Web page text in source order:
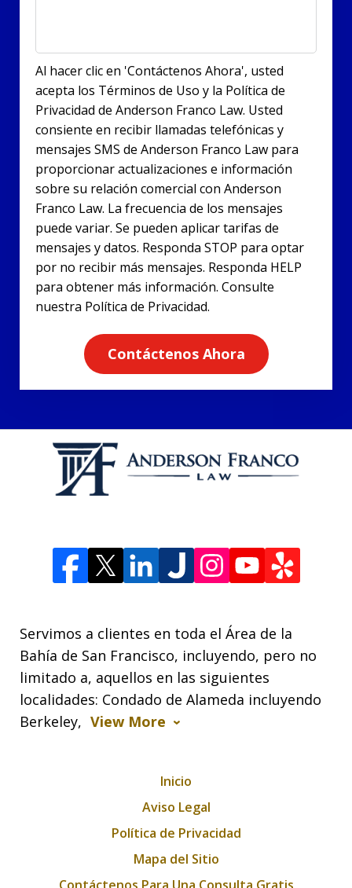
Al hacer clic en 'Contáctenos Ahora', usted
acepta los Términos de Uso y la Política de
Privacidad de Anderson Franco Law. Usted
consiente en recibir llamadas telefónicas y
mensajes SMS de Anderson Franco Law para
proporcionar actualizaciones e información
sobre su relación comercial con Anderson
Franco Law. La frecuencia de los mensajes
puede variar. Se pueden aplicar tarifas de
mensajes y datos. Responda STOP para optar
por no recibir más mensajes. Responda HELP
para obtener más información. Consulte
nuestra Política de Privacidad.
Contáctenos Ahora
Servimos a clientes en toda el Área de la
Bahía de San Francisco, incluyendo, pero no
limitado a, aquellos en las siguientes
localidades: Condado de Alameda incluyendo
Berkeley, View More
Inicio
Aviso Legal
Política de Privacidad
Mapa del Sitio